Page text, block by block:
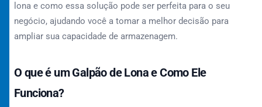
lona e como essa solução pode ser perfeita para o seu
negócio, ajudando você a tomar a melhor decisão para
ampliar sua capacidade de armazenagem.
O que é um Galpão de Lona e Como Ele
Funciona?